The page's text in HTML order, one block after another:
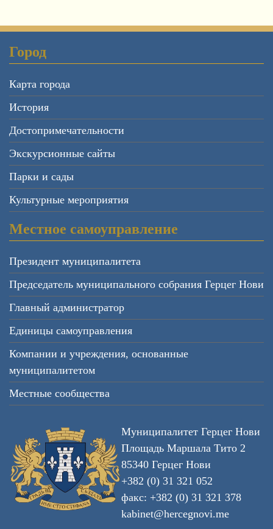
Город
Карта города
История
Достопримечательности
Экскурсионные сайты
Парки и сады
Культурные мероприятия
Местное самоуправление
Президент муниципалитета
Председатель муниципального собрания Герцег Нови
Главный администратор
Единицы самоуправления
Компании и учреждения, основанные
муниципалитетом
Местные сообщества
Муниципалитет Герцег Нови
Площадь Маршала Тито 2
85340 Герцег Нови
+382 (0) 31 321 052
факс: +382 (0) 31 321 378
kabinet@hercegnovi.me